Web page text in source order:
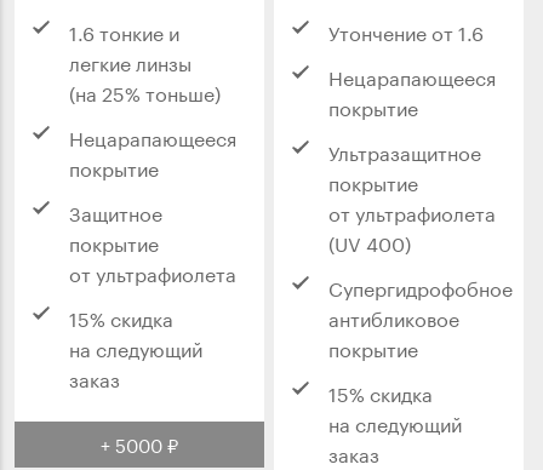
1.6 тонкие и
легкие линзы
(на 25% тоньше)
Нецарапающееся
покрытие
Защитное
покрытие
от ультрафиолета
15% скидка
на следующий
заказ
+ 5000 ₽
Утончение от 1.6
Нецарапающееся
покрытие
Ультразащитное
покрытие
от ультрафиолета
(UV 400)
Супергидрофобное
антибликовое
покрытие
15% скидка
на следующий
заказ